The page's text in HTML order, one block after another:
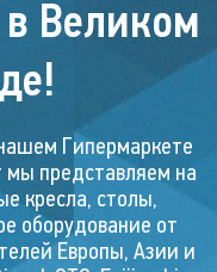
Великом
Гипермаркете
представляем на
кресла, столы,
оборудование от
Европы, Азии и